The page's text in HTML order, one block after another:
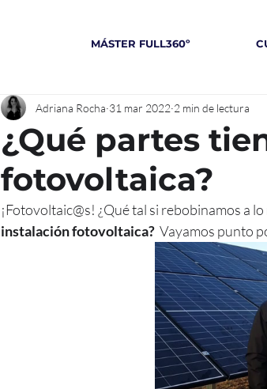
MÁSTER FULL360º
¿Qué partes
fotovoltaica?
Adriana Rocha 31 mar 2022 2 min de lectura
¡Fotovoltaic@s! ¿Qué tal si rebobinamos a
instalación fotovoltaica?
Vayamos punto